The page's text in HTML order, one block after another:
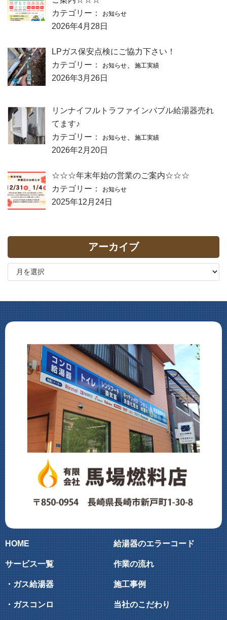
カテゴリー：
お知らせ
2026年4月28日
LPガス保安点検にご協力下さい！
カテゴリー：
お知らせ 施工実績
2026年3月26日
リンナイフルトラファインバブル給湯器売れ
てます♪
カテゴリー：
お知らせ 施工実績
2026年2月20日
☆☆☆年末年始の営業のご案内☆☆☆
カテゴリー：
お知らせ
2025年12月24日
アーカイブ
HOME
サービス一覧
・ガス給湯器
・ガスコンロ
給湯器のエラーコード
作業の流れ
施工事例
当社のこだわり